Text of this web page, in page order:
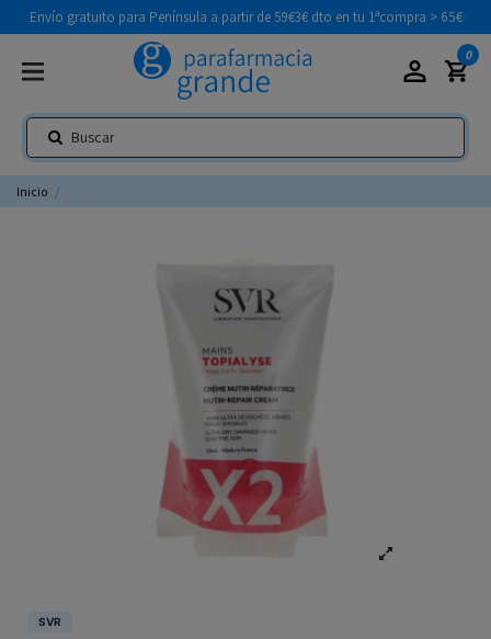
Envío gratuito para Península a partir de 59€3€ dto en tu 1ªcompra > 65€
0
Inicio
SVR